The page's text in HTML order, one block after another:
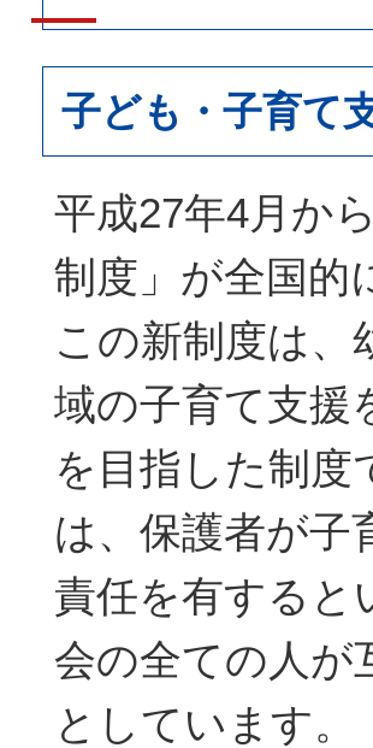
子ども・子育て
平成27年4月か
制度」が全国的
この新制度は、
域の子育て支援
を目指した制度
は、保護者が子
責任を有すると
会の全ての人が
としています。